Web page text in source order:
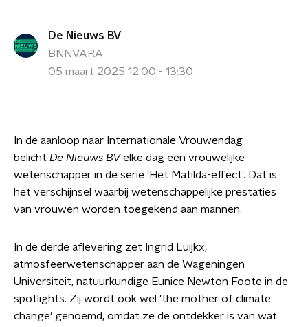
De Nieuws BV
BNNVARA
05 maart 2025 12:00 - 13:30
In de aanloop naar Internationale Vrouwendag
belicht De Nieuws BVelke dag een vrouwelijke
wetenschapper in de serie 'Het Matilda-effect'. Dat is
het verschijnsel waarbij wetenschappelijke prestaties
van vrouwen worden toegekend aan mannen.
In de derde aflevering zet Ingrid Luijkx,
atmosfeerwetenschapper aan de Wageningen
Universiteit, natuurkundige Eunice Newton Foote in de
spotlights. Zij wordt ook wel 'the mother of climate
change' genoemd, omdat ze de ontdekker is van wat